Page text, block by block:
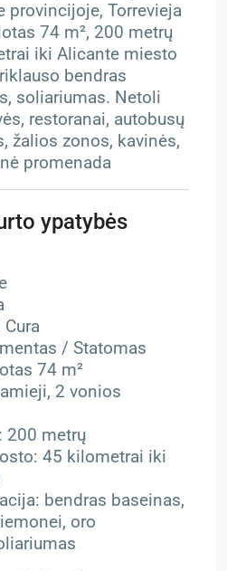
provincijoje, Torrevieja
74 m², 200 metrų
iki Alicante miesto
bendras
soliariumas. Netoli
restoranai, autobusų
žalios zonos, kavinės,
promenada
ypatybės
Cura
/ Statomas
74 m²
2 vonios
200 metrų
45 kilometrai iki
bendras baseinas,
oro